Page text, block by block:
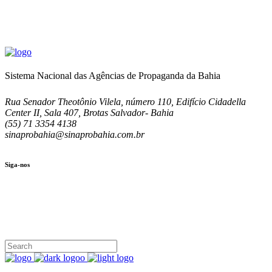
Sistema Nacional das Agências de Propaganda da Bahia
Rua Senador Theotônio Vilela, número 110, Edifício Cidadella
Center II, Sala 407, Brotas Salvador- Bahia
(55) 71 3354 4138
sinaprobahia@sinaprobahia.com.br
Siga-nos